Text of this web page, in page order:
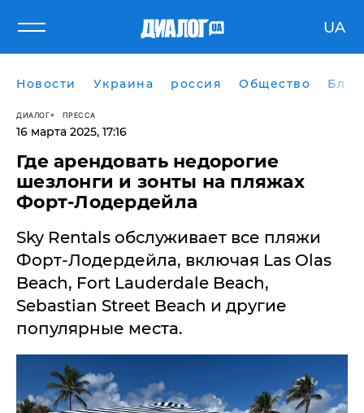
UA
Новости Украина россия Общество
ДИАЛОГ ПРЕССА
16 марта 2025, 17:16
Где арендовать недорогие
шезлонги и зонты на пляжах
Форт-Лодердейла
Sky Rentals обслуживает все пляжи
Форт-Лодердейла, включая Las Olas
Beach, Fort Lauderdale Beach,
Sebastian Street Beach и другие
популярные места.